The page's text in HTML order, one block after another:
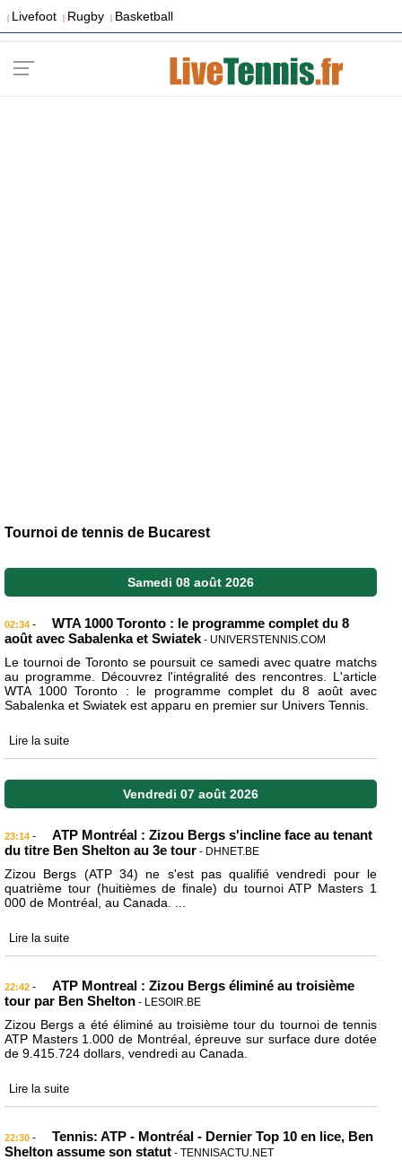
| Livefoot | Rugby | Basketball
Tournoi de tennis de Bucarest
Samedi 08 août 2026
02:34 -
WTA 1000 Toronto : le programme complet du 8
août avec Sabalenka et Swiatek - UNIVERSTENNIS.COM
Le tournoi de Toronto se poursuit ce samedi avec quatre matchs
au programme. Découvrez l'intégralité des rencontres. L'article
WTA 1000 Toronto : le programme complet du 8 août avec
Sabalenka et Swiatek est apparu en premier sur Univers Tennis.
Lire la suite
Vendredi 07 août 2026
23:14 -
ATP Montréal : Zizou Bergs s'incline face au tenant
du titre Ben Shelton au 3e tour - DHNET.BE
Zizou Bergs (ATP 34) ne s'est pas qualifié vendredi pour le
quatrième tour (huitièmes de finale) du tournoi ATP Masters 1
000 de Montréal, au Canada. ...
Lire la suite
22:42 -
ATP Montreal : Zizou Bergs éliminé au troisième
tour par Ben Shelton - LESOIR.BE
Zizou Bergs a été éliminé au troisième tour du tournoi de tennis
ATP Masters 1.000 de Montréal, épreuve sur surface dure dotée
de 9.415.724 dollars, vendredi au Canada.
Lire la suite
22:30 -
Tennis: ATP - Montréal - Dernier Top 10 en lice, Ben
Shelton assume son statut - TENNISACTU.NET